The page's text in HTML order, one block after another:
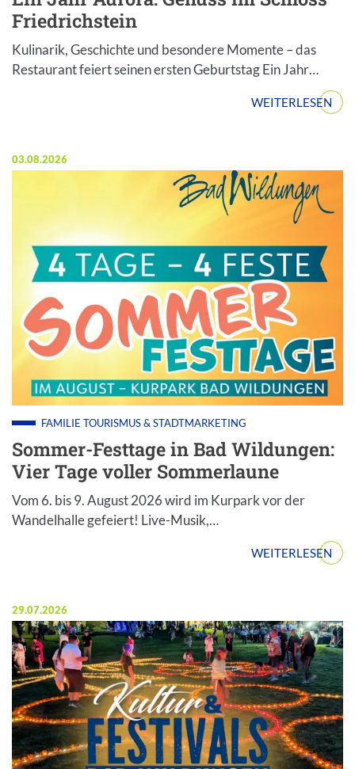
Friedrichstein
Kulinarik, Geschichte und besondere Momente – das
Restaurant feiert seinen ersten Geburtstag Ein Jahr…
WEITERLESEN
Veröffentlicht am:
03.08.2026
Sommer-Festtage in Bad Wildungen:
Vier Tage voller Sommerlaune
FAMILIE TOURISMUS & STADTMARKETING
Vom 6. bis 9. August 2026 wird im Kurpark vor der
Wandelhalle gefeiert! Live-Musik,…
WEITERLESEN
Veröffentlicht am:
29.07.2026